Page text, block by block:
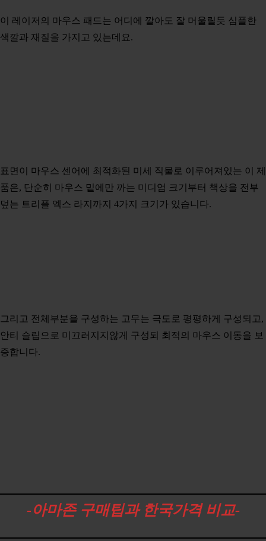
이 레이저의 마우스 패드는 어디에 깔아도 잘 머울릴듯 심플한
색깔과 재질을 가지고 있는데요.
표면이 마우스 센어에 최적화된 미세 직물로 이루어져있는 이 제
품은, 단순히 마우스 밑에만 까는 미디엄 크기부터 책상을 전부
덮는 트리플 엑스 라지까지 4가지 크기가 있습니다.
그리고 전체부분을 구성하는 고무는 극도로 평평하게 구성되고,
안티 슬립으로 미끄러지지않게 구성되 최적의 마우스 이동을 보
증합니다.
-아마존 구매팁과 한국가격 비교-